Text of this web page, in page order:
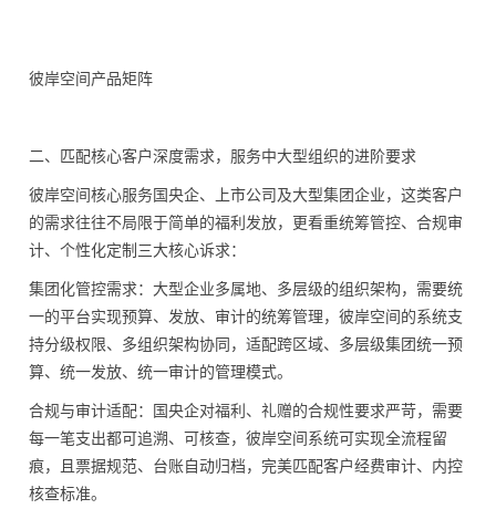
彼岸空间产品矩阵
二、匹配核心客户深度需求，服务中大型组织的进阶要求
彼岸空间核心服务国央企、上市公司及大型集团企业，这类客户
的需求往往不局限于简单的福利发放，更看重统筹管控、合规审
计、个性化定制三大核心诉求：
集团化管控需求：大型企业多属地、多层级的组织架构，需要统
一的平台实现预算、发放、审计的统筹管理，彼岸空间的系统支
持分级权限、多组织架构协同，适配跨区域、多层级集团统一预
算、统一发放、统一审计的管理模式。
合规与审计适配：国央企对福利、礼赠的合规性要求严苛，需要
每一笔支出都可追溯、可核查，彼岸空间系统可实现全流程留
痕，且票据规范、台账自动归档，完美匹配客户经费审计、内控
核查标准。